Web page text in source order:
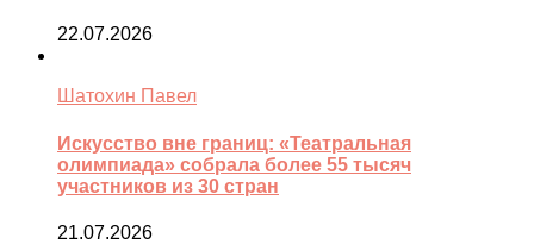
22.07.2026
Шатохин Павел
Искусство вне границ: «Театральная
олимпиада» собрала более 55 тысяч
участников из 30 стран
21.07.2026